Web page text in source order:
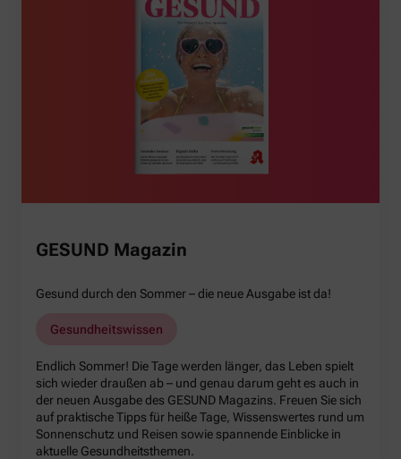
GESUND Magazin
Gesund durch den Sommer – die neue Ausgabe ist da!
Gesundheitswissen
Endlich Sommer! Die Tage werden länger, das Leben spielt
sich wieder draußen ab – und genau darum geht es auch in
der neuen Ausgabe des GESUND Magazins. Freuen Sie sich
auf praktische Tipps für heiße Tage, Wissenswertes rund um
Sonnenschutz und Reisen sowie spannende Einblicke in
aktuelle Gesundheitsthemen.